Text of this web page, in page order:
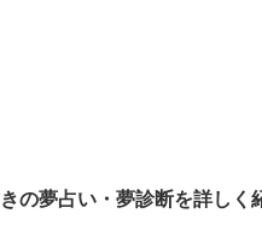
の夢占い・夢診断を詳しく